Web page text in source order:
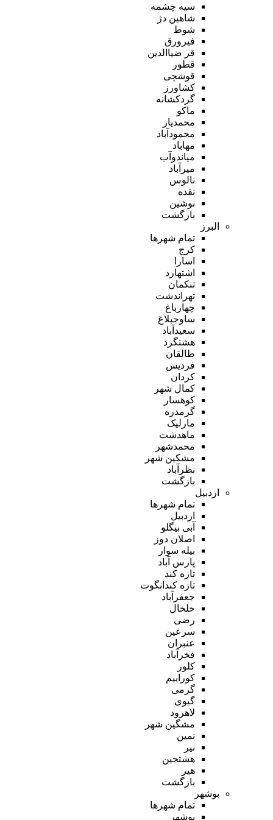
سیه چشمه
شاهین دژ
شوط
فیرورق
قر ضیاالدین
قطور
قوشچی
کشاورز
گردکشانه
ماکو
محمدیار
محمودآباد
مهاباد
میاندوآب
میرآباد
نالوس
نقده
نوشین
بازگشت
البرز
تمام شهر‌ها
کرج
اسارا
اشتهارد
تنکمان
تهراندشت
چهارباغ
ساوجبلاغ
سعیدآباد
هشتگرد
طالقان
فردیس
کردان
کمال شهر
کوهسار
گرمدره
مارلیک
ماهدشت
محمدشهر
مشکین شهر
نظرآباد
بازگشت
اردبیل
تمام شهر‌ها
اردبیل
آبی بیگلو
اصلان دوز
بیله سوار
پارس آباد
تازه کند
تازه کندانگوت
جعفرآباد
خلخال
رضی
سرعین
عنبران
فخرآباد
کلور
کوراییم
گرمی
گیوی
لاهرود
مشگین شهر
نمین
نیر
هشتجین
هیر
بازگشت
بوشهر
تمام شهر‌ها
بوشهر